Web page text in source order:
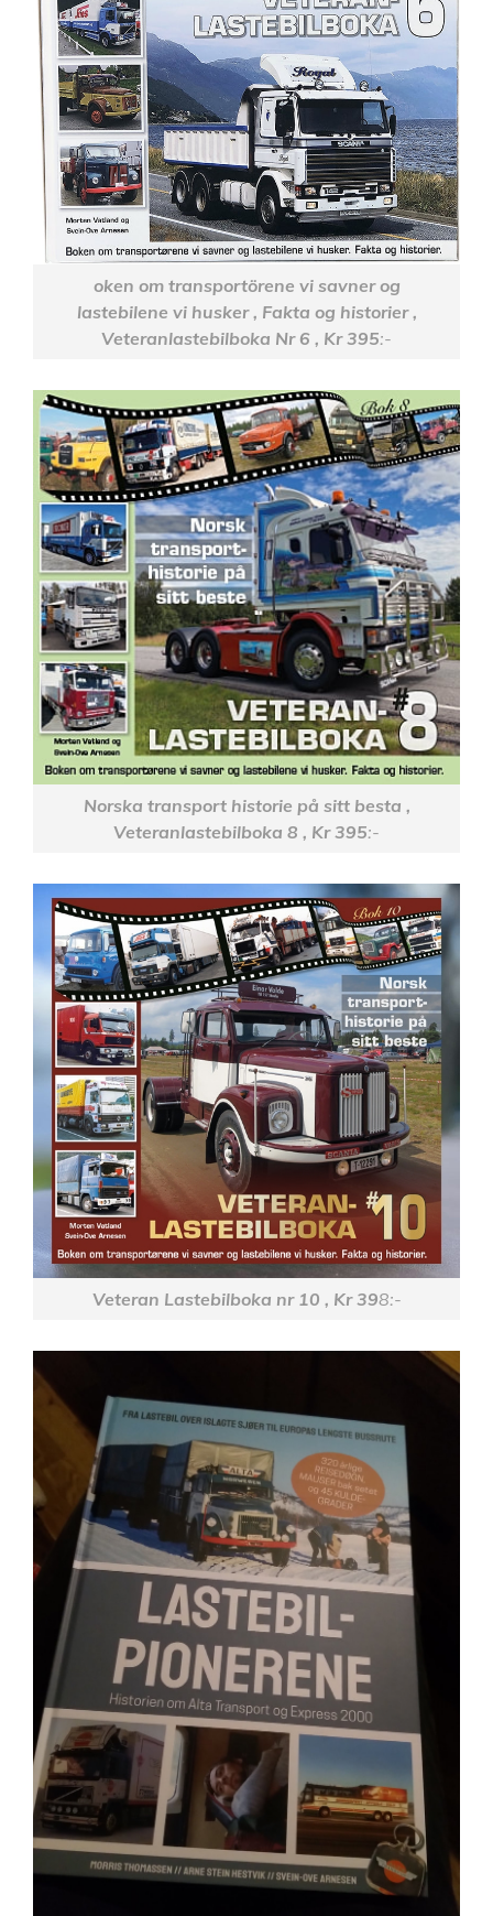
oken om transportörene vi savner og
lastebilene vi husker , Fakta og historier ,
Veteranlastebilboka Nr 6 , Kr 395:-
Norska transport historie på sitt besta ,
Veteranlastebilboka 8 , Kr 395:-
Veteran Lastebilboka nr 10 , Kr 398:-